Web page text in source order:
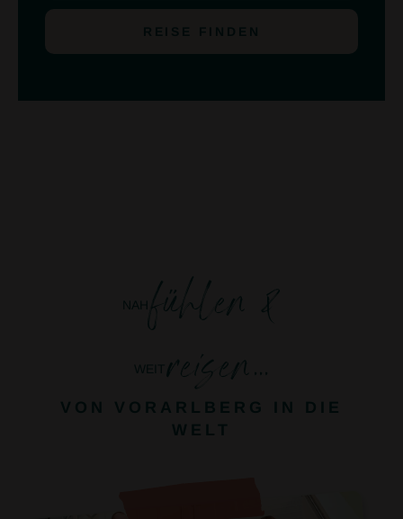
REISE FINDEN
NAHfühlen &
WEITreisen...
VON VORARLBERG IN DIE
WELT